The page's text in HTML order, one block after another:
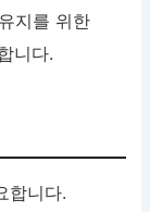
지를 위한
니다.
합니다.